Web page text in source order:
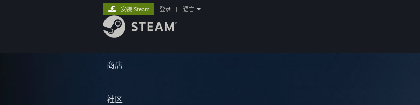
商店
社区
安装 Steam 登录 语言